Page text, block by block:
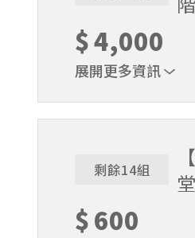
$4,000
展開更多資訊
一期課程
剩餘14組
$600